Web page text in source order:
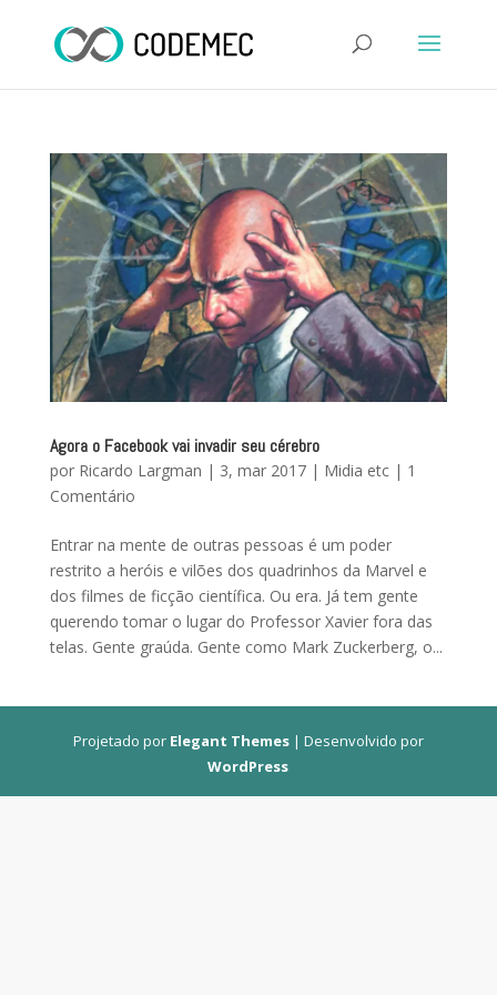
Agora o Facebook vai invadir seu cérebro
por Ricardo Largman | 3, mar 2017| Midia etc| 1
Comentário
Entrar na mente de outras pessoas é um poder
restrito a heróis e vilões dos quadrinhos da Marvel e
dos filmes de ficção científica. Ou era. Já tem gente
querendo tomar o lugar do Professor Xavier fora das
telas. Gente graúda. Gente como Mark Zuckerberg, o...
Projetado por Elegant Themes| Desenvolvido por
WordPress